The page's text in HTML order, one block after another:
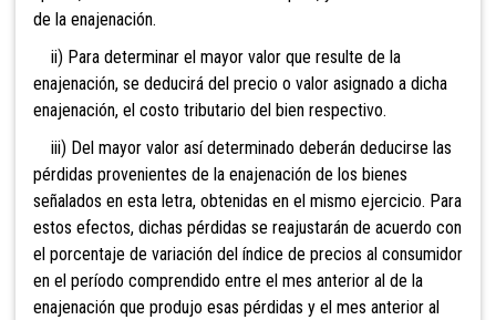
de la enajenación.
ii) Para determinar el mayor valor que resulte de la
enajenación, se deducirá del precio o valor asignado a dicha
enajenación, el costo tributario del bien respectivo.
iii) Del mayor valor así determinado deberán deducirse las
pérdidas provenientes de la enajenación de los bienes
señalados en esta letra, obtenidas en el mismo ejercicio. Para
estos efectos, dichas pérdidas se reajustarán de acuerdo con
el porcentaje de variación del índice de precios al consumidor
en el período comprendido entre el mes anterior al de la
enajenación que produjo esas pérdidas y el mes anterior al